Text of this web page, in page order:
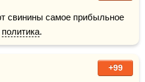
политика.
+99